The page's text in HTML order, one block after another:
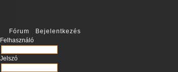
Fórum Bejelentkezés
Felhasználó
Jelszó